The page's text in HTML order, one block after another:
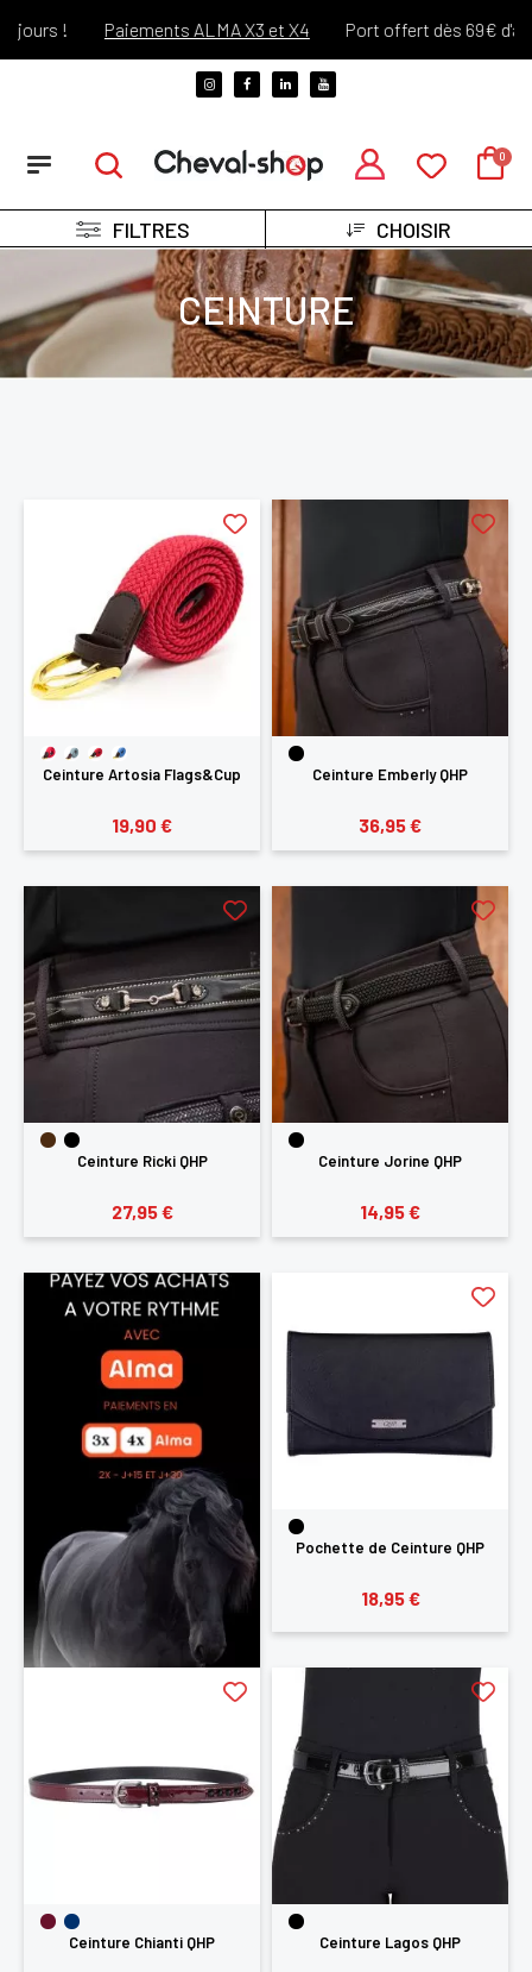
! Paiements ALMA X3 et X4 Port offert dès 69€
FILTRES CHOISIR
CEINTURE
Ceinture Artosia Flags&Cup
19,90 €
Ceinture Emberly QHP
36,95 €
Ceinture Ricki QHP
27,95 €
Ceinture Jorine QHP
14,95 €
Pochette de Ceinture QHP
18,95 €
Ceinture Chianti QHP Ceinture Lagos QHP